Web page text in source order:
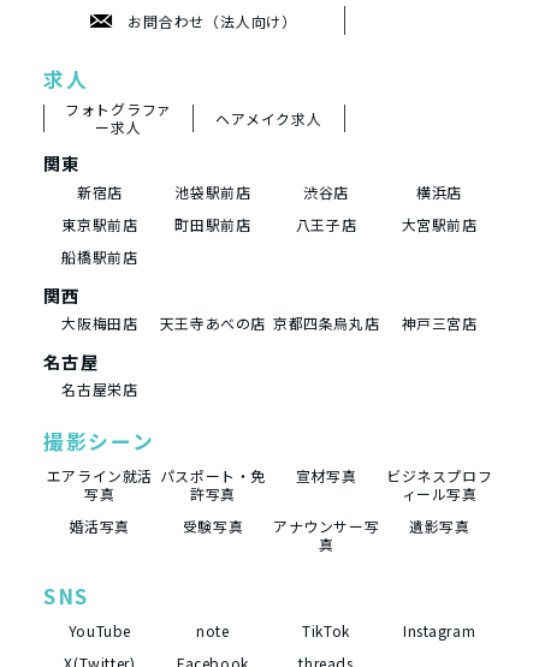
お問合わせ（法人向け）
求人
フォトグラファ
ー求人
ヘアメイク求人
関東
新宿店 池袋駅前店 渋谷店
横浜店
東京駅前店
町田駅前店 八王子店
大宮駅前店
船橋駅前店
関西
大阪梅田店 天王寺あべの店 京都四条烏丸店 神戸三宮店
名古屋
名古屋栄店
撮影シーン
エアライン就活
写真
パスポート・免
許写真
宣材写真
ビジネスプロフ
ィール写真
婚活写真
受験写真
アナウンサー写
真
遺影写真
SNS
YouTube note TikTok
Instagram